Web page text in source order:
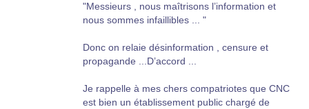
"Messieurs , nous maîtrisons l’information et
nous sommes infaillibles ... "
Donc on relaie désinformation , censure et
propagande ...D’accord ...
Je rappelle à mes chers compatriotes que CNC
est bien un établissement public chargé de